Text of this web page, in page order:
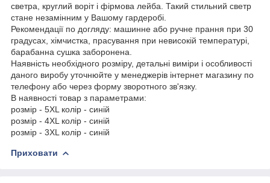
светра, круглий воріт і фірмова лейба. Такий стильний светр
стане незамінним у Вашому гардеробі.
Рекомендації по догляду: машинне або ручне прання при 30
градусах, хімчистка, прасування при невисокій температурі,
барабанна сушка заборонена.
Наявність необхідного розміру, детальні виміри і особливості
даного виробу уточнюйте у менеджерів інтернет магазину по
телефону або через форму зворотного зв'язку.
В наявності товар з параметрами:
розмір - 5XL колір - синій
розмір - 4XL колір - синій
розмір - 3XL колір - синій
Приховати